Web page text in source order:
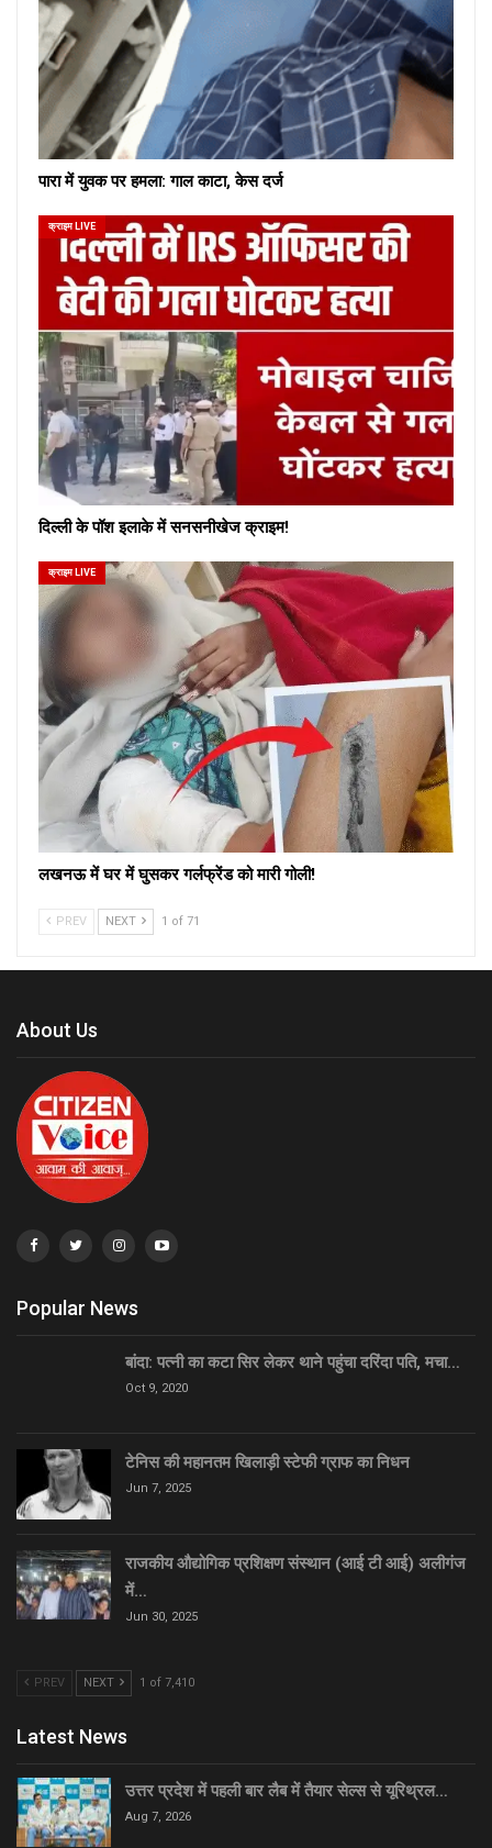
पारा में युवक पर हमला: गाल काटा, केस दर्ज
क्राइम LIVE
दिल्ली के पॉश इलाके में सनसनीखेज क्राइम!
क्राइम LIVE
लखनऊ में घर में घुसकर गर्लफ्रेंड को मारी गोली!
PREV NEXT 1 of 71
About Us
Popular News
बांदा: पत्नी का कटा सिर लेकर थाने पहुंचा दरिंदा पति, मचा…
Oct 9, 2020
टेनिस की महानतम खिलाड़ी स्टेफी ग्राफ का निधन
Jun 7, 2025
राजकीय औद्योगिक प्रशिक्षण संस्थान (आई टी आई) अलीगंज
में…
Jun 30, 2025
PREV NEXT 1 of 7,410
Latest News
उत्तर प्रदेश में पहली बार लैब में तैयार सेल्स से यूरिथ्रल…
Aug 7, 2026